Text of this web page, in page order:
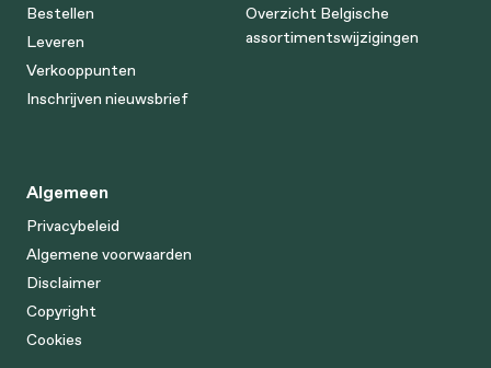
Bestellen
Leveren
Verkooppunten
Inschrijven nieuwsbrief
Overzicht Belgische
assortimentswijzigingen
Algemeen
Privacybeleid
Algemene voorwaarden
Disclaimer
Copyright
Cookies